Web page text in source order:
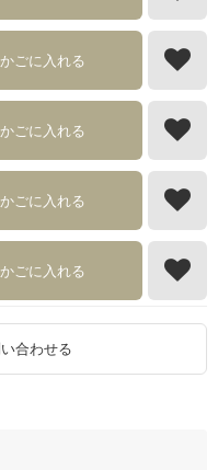
ごに入れる
ごに入れる
ごに入れる
ごに入れる
合わせる